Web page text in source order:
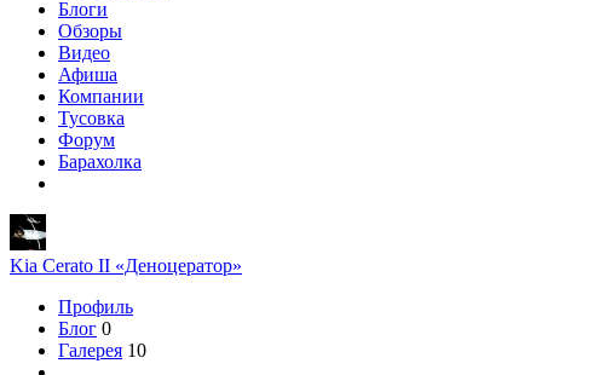
Блоги
Обзоры
Видео
Афиша
Компании
Тусовка
Форум
Барахолка
Kia Cerato II «Деноцератор»
Профиль
Блог 0
Галерея 10